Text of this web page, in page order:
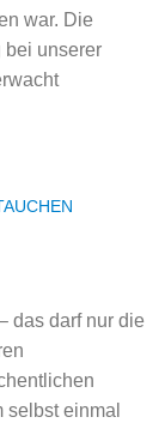
war. Die
bei unserer
das darf nur die
einmal